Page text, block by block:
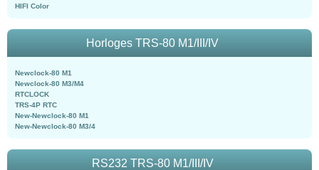
HIFI Color
Horloges TRS-80 M1/III/IV
Newclock-80 M1
Newclock-80 M3/M4
RTCLOCK
TRS-4P RTC
New-Newclock-80 M1
New-Newclock-80 M3/4
RS232 TRS-80 M1/III/IV